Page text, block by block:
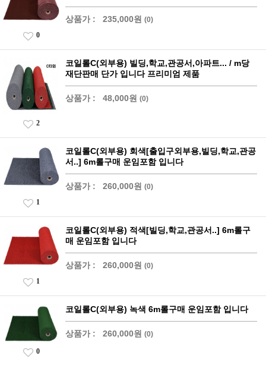
상품가 : 235,000원 (0)
0
코일롤C(외부용) 빌딩,학교,관공서,아파트... / m당
재단판매 단가 입니다 프리미엄 제품
상품가 : 48,000원 (0)
2
코일롤C(외부용) 회색[출입구외부용,빌딩,학교,관공
서..] 6m롤구매 운임포함 입니다
상품가 : 260,000원 (0)
1
코일롤C(외부용) 적색[빌딩,학교,관공서..] 6m롤구
매 운임포함 입니다
상품가 : 260,000원 (0)
1
코일롤C(외부용) 녹색 6m롤구매 운임포함 입니다
상품가 : 260,000원 (0)
0